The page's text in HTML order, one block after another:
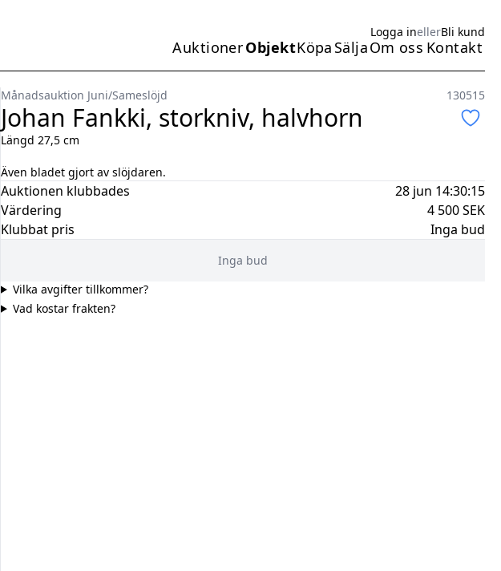
Logga inellerBli kund
Huvudmeny
AuktionerObjektKöpa SäljaOm oss Kontakt
Månadsauktion Juni/Sameslöjd 130515
Johan Fankki, storkniv, halvhorn
Längd 27,5 cm
Även bladet gjort av slöjdaren.
Auktionen klubbades
28 jun 14:30:15
Värdering
4 500SEK
Klubbat pris
Inga bud
Inga bud
Vilka avgifter tillkommer?
Vad kostar frakten?